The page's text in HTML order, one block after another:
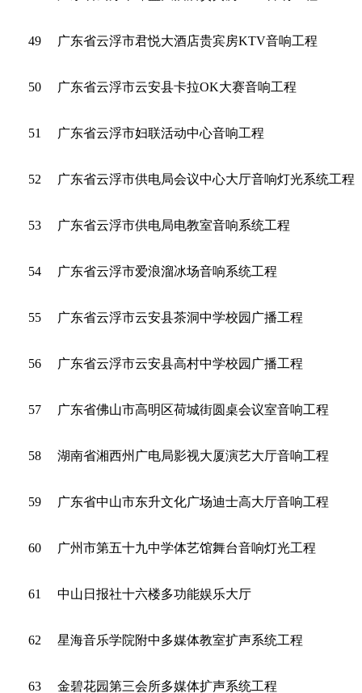
49 广东省云浮市君悦大酒店贵宾房KTV音响工程
50 广东省云浮市云安县卡拉OK大赛音响工程
51 广东省云浮市妇联活动中心音响工程
52 广东省云浮市供电局会议中心大厅音响灯光系统工程
53 广东省云浮市供电局电教室音响系统工程
54 广东省云浮市爱浪溜冰场音响系统工程
55 广东省云浮市云安县茶洞中学校园广播工程
56 广东省云浮市云安县高村中学校园广播工程
57 广东省佛山市高明区荷城街圆桌会议室音响工程
58 湖南省湘西州广电局影视大厦演艺大厅音响工程
59 广东省中山市东升文化广场迪士高大厅音响工程
60 广州市第五十九中学体艺馆舞台音响灯光工程
61 中山日报社十六楼多功能娱乐大厅
62 星海音乐学院附中多媒体教室扩声系统工程
63 金碧花园第三会所多媒体扩声系统工程